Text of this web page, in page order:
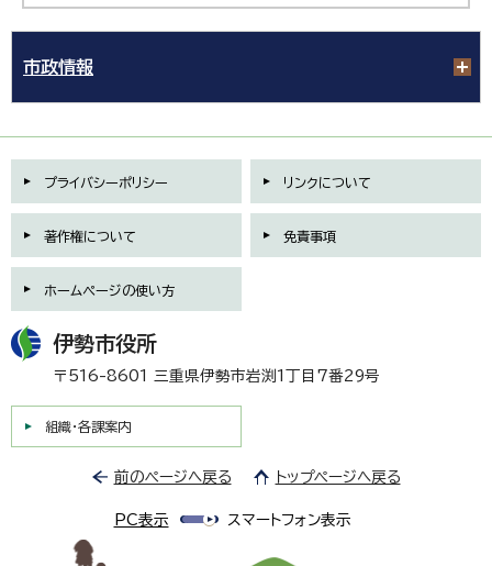
市政情報
プライバシーポリシー リンクについて
著作権について 免責事項
ホームページの使い方
伊勢市役所
〒516-8601 三重県伊勢市岩渕1丁目7番29号
組織・各課案内
前のページへ戻る トップページへ戻る
PC表示 スマートフォン表示